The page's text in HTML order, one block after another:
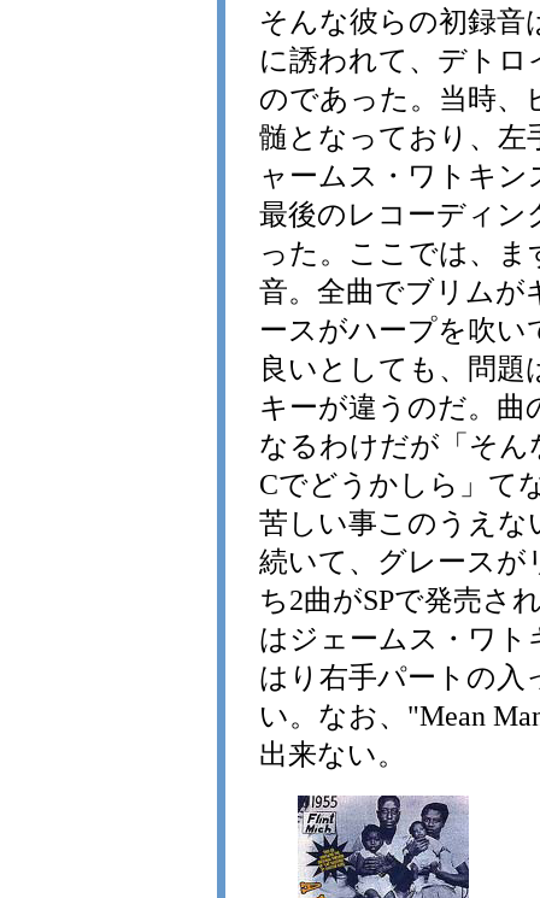
そんな彼らの初録音
に誘われて、デト
のであった。当時、
髄となっており、左
ャームス・ワトキ
最後のレコーディン
った。ここでは、
音。全曲でブリムが
ースがハープを吹
良いとしても、問
キーが違うのだ。曲
なるわけだが「そ
Cでどうかしら」て
苦しい事このうえな
続いて、グレースが
ち2曲がSPで発売さ
はジェームス・ワ
はり右手パートの入
い。なお、"Mean
出来ない。